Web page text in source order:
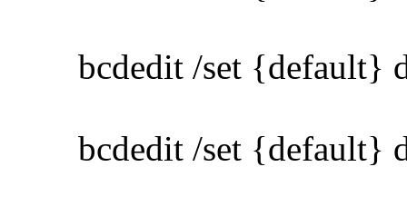
bcdedit /set {default}
bcdedit /set {default}